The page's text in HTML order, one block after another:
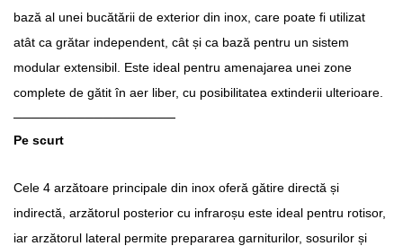
bază al unei bucătării de exterior din inox, care poate fi utilizat
atât ca grătar independent, cât și ca bază pentru un sistem
modular extensibil. Este ideal pentru amenajarea unei zone
complete de gătit în aer liber, cu posibilitatea extinderii ulterioare.
──────────────────
Pe scurt
Cele 4 arzătoare principale din inox oferă gătire directă și
indirectă, arzătorul posterior cu infraroșu este ideal pentru rotisor,
iar arzătorul lateral permite prepararea garniturilor, sosurilor și